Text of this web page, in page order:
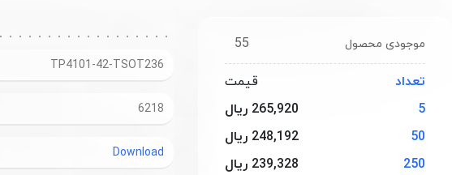
55 موجودی محصول
تعداد
قیمت
5
265,920 ریال
50
248,192 ریال
250
239,328 ریال
TP4101-42-TSOT236
6218
Download